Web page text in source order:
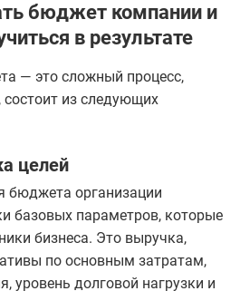
бюджет компании и
в результате
— это сложный процесс,
из следующих
целей
бюджета организации
базовых параметров, которые
бизнеса. Это выручка,
по основным затратам,
уровень долговой нагрузки и